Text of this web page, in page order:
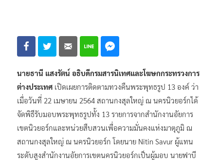
นายธานี แสงรัตน์ อธิบดีกรมสารนิเทศและโฆษกกระทรวงการ
ต่างประเทศ เปิดเผยการติดตามทวงคืนพระพุทธรูป 13 องค์ ว่า
เมื่อวันที่ 22 เมษายน 2564 สถานกงสุลใหญ่ ณ นครนิวยอร์กได้
จัดพิธีรับมอบพระพุทธรูปทั้ง 13 รายการจากสำนักงานอัยการ
เขตนิวยอร์กและหน่วยสืบสวนเพื่อความมั่นคงแห่งมาตุภูมิ ณ
สถานกงสุลใหญ่ ณ นครนิวยอร์ก โดยนาย Nitin Savur ผู้แทน
ระดับสูงสำนักงานอัยการเขตนครนิวยอร์กเป็นผู้มอบ นายฟาบี